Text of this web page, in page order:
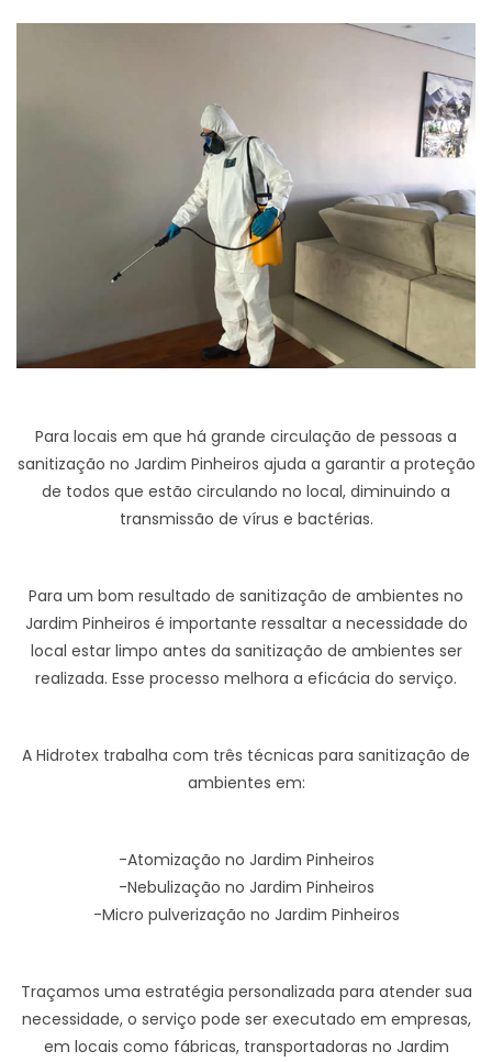
Para locais em que há grande circulação de pessoas a
sanitização no Jardim Pinheiros ajuda a garantir a proteção
de todos que estão circulando no local, diminuindo a
transmissão de vírus e bactérias.
Para um bom resultado de sanitização de ambientes no
Jardim Pinheiros é importante ressaltar a necessidade do
local estar limpo antes da sanitização de ambientes ser
realizada. Esse processo melhora a eficácia do serviço.
A Hidrotex trabalha com três técnicas para sanitização de
ambientes em:
-Atomização no Jardim Pinheiros
-Nebulização no Jardim Pinheiros
-Micro pulverização no Jardim Pinheiros
Traçamos uma estratégia personalizada para atender sua
necessidade, o serviço pode ser executado em empresas,
em locais como fábricas, transportadoras no Jardim